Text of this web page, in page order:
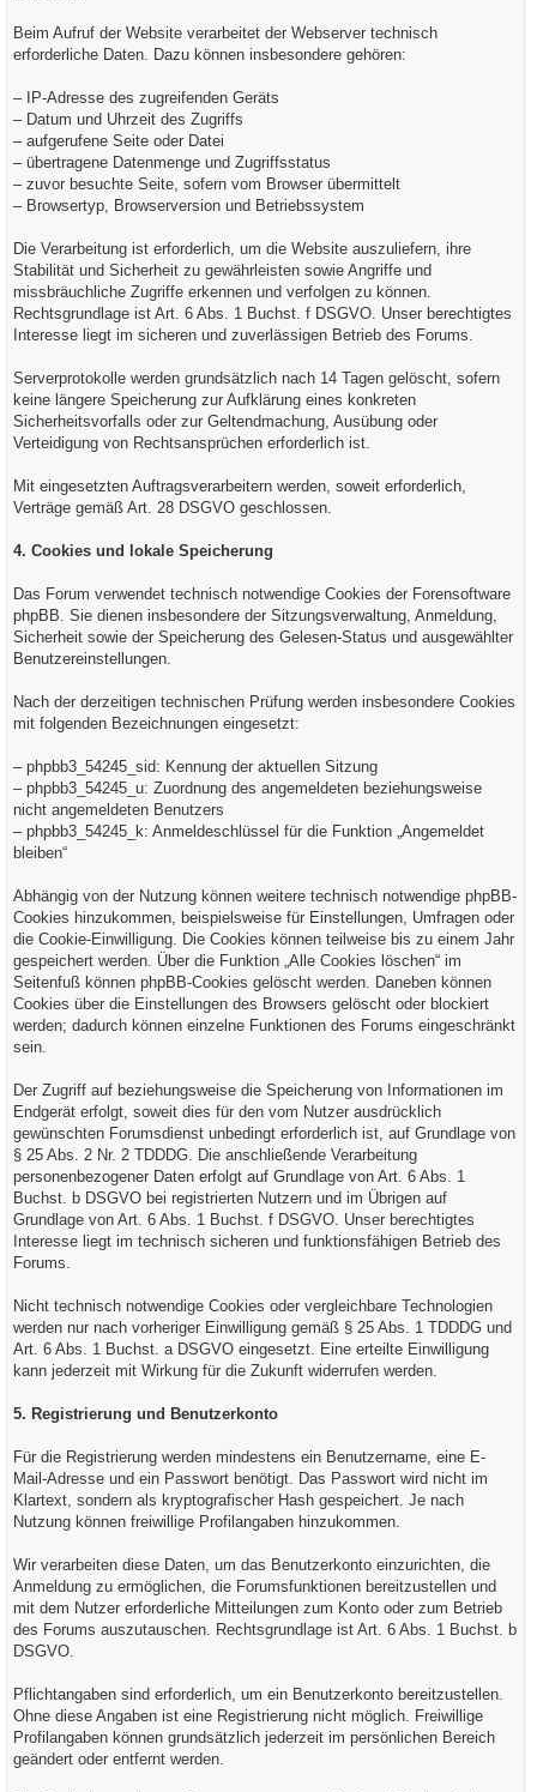
Beim Aufruf der Website verarbeitet der Webserver technisch
erforderliche Daten. Dazu können insbesondere gehören:
– IP-Adresse des zugreifenden Geräts
– Datum und Uhrzeit des Zugriffs
– aufgerufene Seite oder Datei
– übertragene Datenmenge und Zugriffsstatus
– zuvor besuchte Seite, sofern vom Browser übermittelt
– Browsertyp, Browserversion und Betriebssystem
Die Verarbeitung ist erforderlich, um die Website auszuliefern, ihre
Stabilität und Sicherheit zu gewährleisten sowie Angriffe und
missbräuchliche Zugriffe erkennen und verfolgen zu können.
Rechtsgrundlage ist Art. 6 Abs. 1 Buchst. f DSGVO. Unser berechtigtes
Interesse liegt im sicheren und zuverlässigen Betrieb des Forums.
Serverprotokolle werden grundsätzlich nach 14 Tagen gelöscht, sofern
keine längere Speicherung zur Aufklärung eines konkreten
Sicherheitsvorfalls oder zur Geltendmachung, Ausübung oder
Verteidigung von Rechtsansprüchen erforderlich ist.
Mit eingesetzten Auftragsverarbeitern werden, soweit erforderlich,
Verträge gemäß Art. 28 DSGVO geschlossen.
4. Cookies und lokale Speicherung
Das Forum verwendet technisch notwendige Cookies der Forensoftware
phpBB. Sie dienen insbesondere der Sitzungsverwaltung, Anmeldung,
Sicherheit sowie der Speicherung des Gelesen-Status und ausgewählter
Benutzereinstellungen.
Nach der derzeitigen technischen Prüfung werden insbesondere Cookies
mit folgenden Bezeichnungen eingesetzt:
– phpbb3_54245_sid: Kennung der aktuellen Sitzung
– phpbb3_54245_u: Zuordnung des angemeldeten beziehungsweise
nicht angemeldeten Benutzers
– phpbb3_54245_k: Anmeldeschlüssel für die Funktion „Angemeldet
bleiben“
Abhängig von der Nutzung können weitere technisch notwendige phpBB-
Cookies hinzukommen, beispielsweise für Einstellungen, Umfragen oder
die Cookie-Einwilligung. Die Cookies können teilweise bis zu einem Jahr
gespeichert werden. Über die Funktion „Alle Cookies löschen“ im
Seitenfuß können phpBB-Cookies gelöscht werden. Daneben können
Cookies über die Einstellungen des Browsers gelöscht oder blockiert
werden; dadurch können einzelne Funktionen des Forums eingeschränkt
sein.
Der Zugriff auf beziehungsweise die Speicherung von Informationen im
Endgerät erfolgt, soweit dies für den vom Nutzer ausdrücklich
gewünschten Forumsdienst unbedingt erforderlich ist, auf Grundlage von
§ 25 Abs. 2 Nr. 2 TDDDG. Die anschließende Verarbeitung
personenbezogener Daten erfolgt auf Grundlage von Art. 6 Abs. 1
Buchst. b DSGVO bei registrierten Nutzern und im Übrigen auf
Grundlage von Art. 6 Abs. 1 Buchst. f DSGVO. Unser berechtigtes
Interesse liegt im technisch sicheren und funktionsfähigen Betrieb des
Forums.
Nicht technisch notwendige Cookies oder vergleichbare Technologien
werden nur nach vorheriger Einwilligung gemäß § 25 Abs. 1 TDDDG und
Art. 6 Abs. 1 Buchst. a DSGVO eingesetzt. Eine erteilte Einwilligung
kann jederzeit mit Wirkung für die Zukunft widerrufen werden.
5. Registrierung und Benutzerkonto
Für die Registrierung werden mindestens ein Benutzername, eine E-
Mail-Adresse und ein Passwort benötigt. Das Passwort wird nicht im
Klartext, sondern als kryptografischer Hash gespeichert. Je nach
Nutzung können freiwillige Profilangaben hinzukommen.
Wir verarbeiten diese Daten, um das Benutzerkonto einzurichten, die
Anmeldung zu ermöglichen, die Forumsfunktionen bereitzustellen und
mit dem Nutzer erforderliche Mitteilungen zum Konto oder zum Betrieb
des Forums auszutauschen. Rechtsgrundlage ist Art. 6 Abs. 1 Buchst. b
DSGVO.
Pflichtangaben sind erforderlich, um ein Benutzerkonto bereitzustellen.
Ohne diese Angaben ist eine Registrierung nicht möglich. Freiwillige
Profilangaben können grundsätzlich jederzeit im persönlichen Bereich
geändert oder entfernt werden.